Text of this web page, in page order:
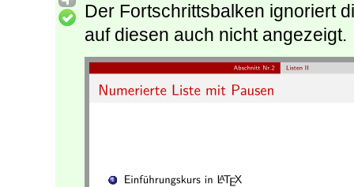
Der Fortschrittsbalken ignoriert
auf diesen auch nicht angezeigt.